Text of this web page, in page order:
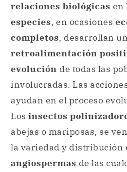
relaciones biológicas en
especies, en ocasiones
completos, desarrollan
retroalimentación
evolución de todas las
involucradas. Las
ayudan en el proceso
Los insectos
abejas o mariposas, se
la variedad y distribución
angiospermas de las